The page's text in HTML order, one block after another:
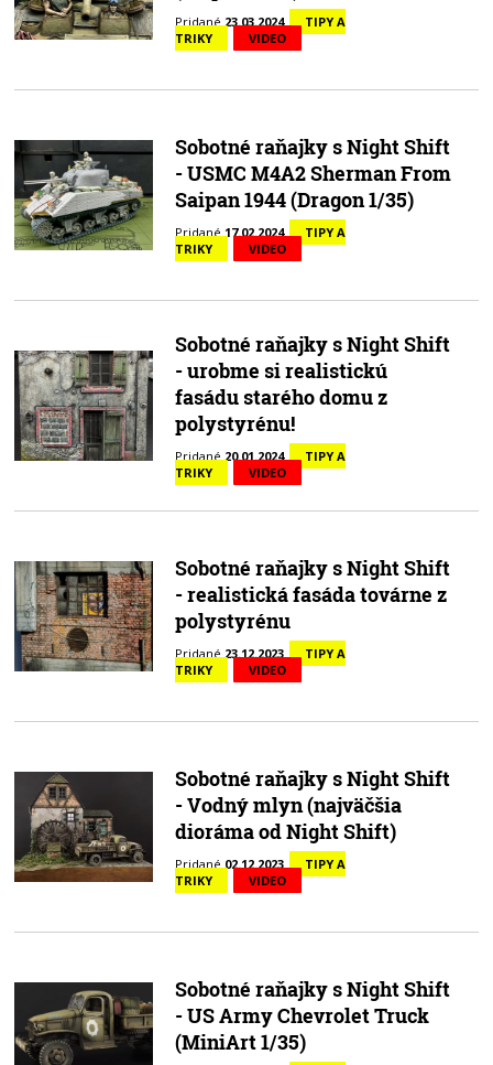
Pridané23.03.2024
TIPY A
TRIKY
VIDEO
Sobotné raňajky s Night Shift
- USMC M4A2 Sherman From
Saipan 1944 (Dragon 1/35)
Pridané17.02.2024
TIPY A
TRIKY
VIDEO
Sobotné raňajky s Night Shift
- urobme si realistickú
fasádu starého domu z
polystyrénu!
Pridané20.01.2024
TIPY A
TRIKY
VIDEO
Sobotné raňajky s Night Shift
- realistická fasáda továrne z
polystyrénu
Pridané23.12.2023
TIPY A
TRIKY
VIDEO
Sobotné raňajky s Night Shift
- Vodný mlyn (najväčšia
dioráma od Night Shift)
Pridané02.12.2023
TIPY A
TRIKY
VIDEO
Sobotné raňajky s Night Shift
- US Army Chevrolet Truck
(MiniArt 1/35)